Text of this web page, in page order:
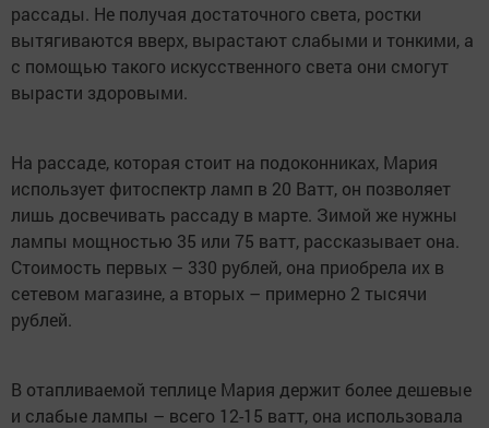
рассады. Не получая достаточного света, ростки
вытягиваются вверх, вырастают слабыми и тонкими, а
с помощью такого искусственного света они смогут
вырасти здоровыми.
На рассаде, которая стоит на подоконниках, Мария
использует фитоспектр ламп в 20 Ватт, он позволяет
лишь досвечивать рассаду в марте. Зимой же нужны
лампы мощностью 35 или 75 ватт, рассказывает она.
Стоимость первых – 330 рублей, она приобрела их в
сетевом магазине, а вторых – примерно 2 тысячи
рублей.
В отапливаемой теплице Мария держит более дешевые
и слабые лампы – всего 12-15 ватт, она использовала